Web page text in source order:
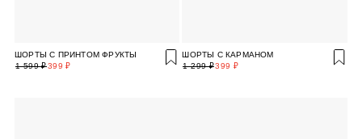
ШОРТЫ С ПРИНТОМ ФРУКТЫ
399 ₽
1 599 ₽
ШОРТЫ С КАРМАНОМ
399 ₽
1 299 ₽